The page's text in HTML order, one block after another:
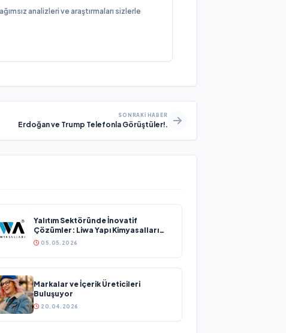
analizleri ve araştırmaları sizlerle
SONRAKI HABER
Erdoğan ve Trump Telefonla Görüştüler!.
Yalıtım Sektöründe İnovatif
Çözümler: Liwa Yapı Kimyasalları
Sektöründe Büyümesini Sürdürüyor
05.05.2026
Markalar ve İçerik Üreticileri
Buluşuyor
20.04.2026